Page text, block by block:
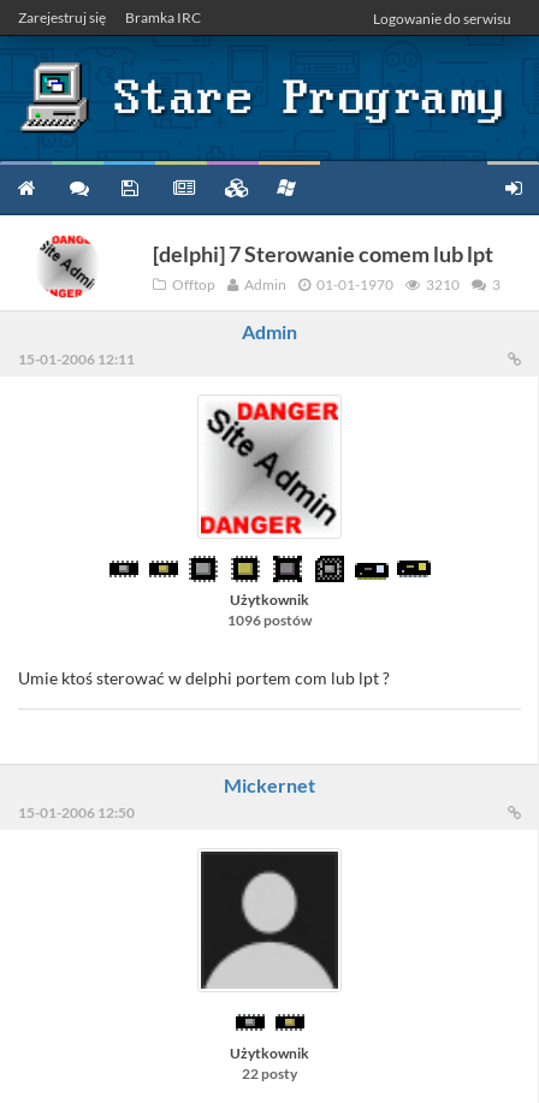
Zarejestruj się Bramka IRC Logowanie do serwisu
[delphi] 7 Sterowanie comem lub lpt
Offtop Admin 01-01-1970 3210 3
Admin
15-01-2006 12:11
Użytkownik
1096 postów
Umie ktoś sterować w delphi portem com lub lpt ?
Mickernet
15-01-2006 12:50
Użytkownik
22 posty